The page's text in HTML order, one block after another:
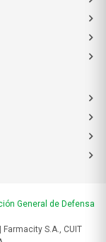
General de Defensa
S.A., CUIT